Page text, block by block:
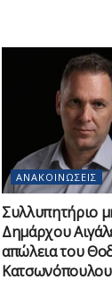
ΑΝΑΚΟΙΝΏΣΕΙΣ
Συλλυπητήριο
Δημάρχου
απώλεια του
Κατσωνόπουλου